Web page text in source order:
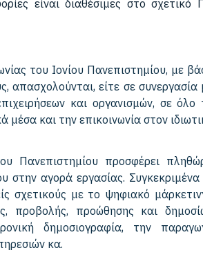
είναι διαθέσιμες στο σχετικό
του Ιονίου Πανεπιστημίου, με
απασχολούνται, είτε σε συνεργασία
και οργανισμών, σε όλο
και την επικοινωνία στον
Πανεπιστημίου προσφέρει
αγορά εργασίας. Συγκεκριμένα
σχετικούς με το ψηφιακό
προβολής, προώθησης και
δημοσιογραφία, την
κα.